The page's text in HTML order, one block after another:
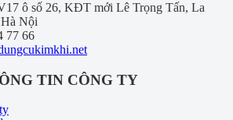
ô số 26, KĐT mới Lê Trọng Tấn, La
Nội
77 66
TIN CÔNG TY